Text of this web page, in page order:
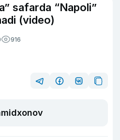
safarda “Napoli”
(video)
916